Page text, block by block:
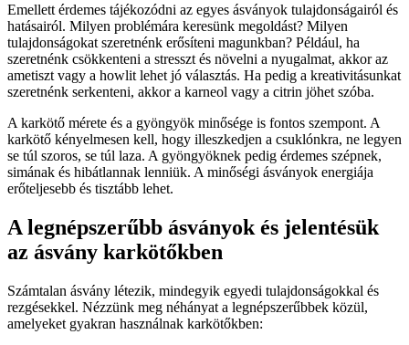
Emellett érdemes tájékozódni az egyes ásványok tulajdonságairól és
hatásairól. Milyen problémára keresünk megoldást? Milyen
tulajdonságokat szeretnénk erősíteni magunkban? Például, ha
szeretnénk csökkenteni a stresszt és növelni a nyugalmat, akkor az
ametiszt vagy a howlit lehet jó választás. Ha pedig a kreativitásunkat
szeretnénk serkenteni, akkor a karneol vagy a citrin jöhet szóba.
A karkötő mérete és a gyöngyök minősége is fontos szempont. A
karkötő kényelmesen kell, hogy illeszkedjen a csuklónkra, ne legyen
se túl szoros, se túl laza. A gyöngyöknek pedig érdemes szépnek,
simának és hibátlannak lenniük. A minőségi ásványok energiája
erőteljesebb és tisztább lehet.
A legnépszerűbb ásványok és jelentésük
az ásvány karkötőkben
Számtalan ásvány létezik, mindegyik egyedi tulajdonságokkal és
rezgésekkel. Nézzünk meg néhányat a legnépszerűbbek közül,
amelyeket gyakran használnak karkötőkben: